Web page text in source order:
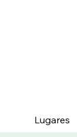
Lugares